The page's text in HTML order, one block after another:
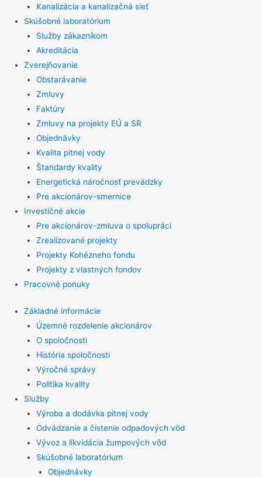
Kanalizácia a kanalizačná sieť
Skúšobné laboratórium
Služby zákazníkom
Akreditácia
Zverejňovanie
Obstarávanie
Zmluvy
Faktúry
Zmluvy na projekty EÚ a SR
Objednávky
Kvalita pitnej vody
Štandardy kvality
Energetická náročnosť prevádzky
Pre akcionárov-smernice
Investičné akcie
Pre akcionárov-zmluva o spolupráci
Zrealizované projekty
Projekty Kohézneho fondu
Projekty z vlastných fondov
Pracovné ponuky
Základné informácie
Územné rozdelenie akcionárov
O spoločnosti
História spoločnosti
Výročné správy
Politika kvality
Služby
Výroba a dodávka pitnej vody
Odvádzanie a čistenie odpadových vôd
Vývoz a likvidácia žumpových vôd
Skúšobné laboratórium
Objednávky